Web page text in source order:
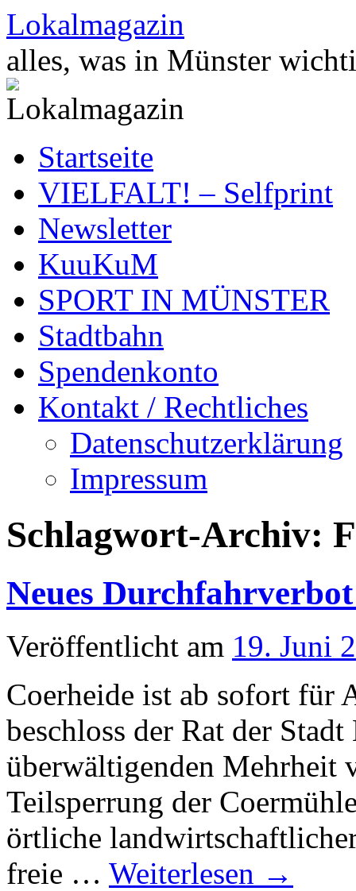
Zum
Inhalt
springen
Lokalmagazin
alles, was in Münster
Startseite
VIELFALT! – Selfprint
Newsletter
KuuKuM
SPORT IN MÜNSTER
Stadtbahn
Spendenkonto
Kontakt / Rechtliches
Datenschutzerklärung
Impressum
Schlagwort-Archiv:
Neues
Veröffentlicht am 19. Juni
Coerheide ist ab sofort für
beschloss der Rat der
überwältigenden Mehrheit
Teilsperrung der
örtliche
freie … Weiterlesen →